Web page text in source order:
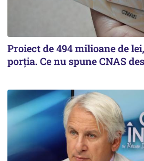
Proiect de 494 milioane de
porția. Ce nu spune CNAS